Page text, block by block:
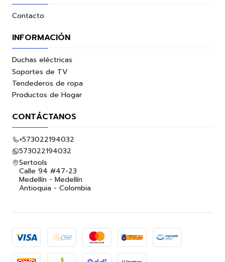
Contacto
INFORMACIÓN
Duchas eléctricas
Soportes de TV
Tendederos de ropa
Productos de Hogar
CONTÁCTANOS
+573022194032
573022194032
Sertools
Calle 94 #47-23
Medellín - Medellín
Antioquia - Colombia